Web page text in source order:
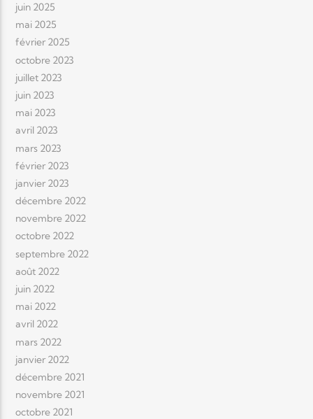
juin 2025
mai 2025
février 2025
octobre 2023
juillet 2023
juin 2023
mai 2023
avril 2023
mars 2023
février 2023
janvier 2023
décembre 2022
novembre 2022
octobre 2022
septembre 2022
août 2022
juin 2022
mai 2022
avril 2022
mars 2022
janvier 2022
décembre 2021
novembre 2021
octobre 2021